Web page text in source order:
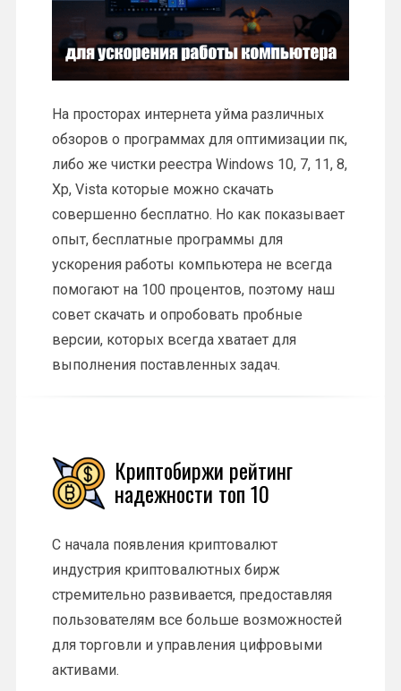
На просторах интернета уйма различных
обзоров о программах для оптимизации пк,
либо же чистки реестра Windows 10, 7, 11, 8,
Xp, Vista которые можно скачать
совершенно бесплатно. Но как показывает
опыт, бесплатные программы для
ускорения работы компьютера не всегда
помогают на 100 процентов, поэтому наш
совет скачать и опробовать пробные
версии, которых всегда хватает для
выполнения поставленных задач.
Криптобиржи рейтинг
надежности топ 10
С начала появления криптовалют
индустрия криптовалютных бирж
стремительно развивается, предоставляя
пользователям все больше возможностей
для торговли и управления цифровыми
активами.